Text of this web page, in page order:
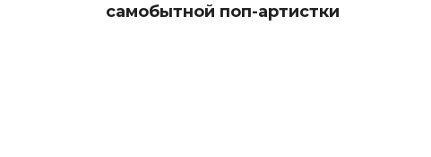
самобытной поп-артистки